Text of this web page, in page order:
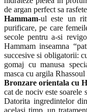
de argan perfect sa
Hammam-ul este un
purificare, pe care
secole pentru a-si
Hammam inseamna
succesive si obligatorii:
gomaj cu manusa
masca cu argila
Bronzare orientala cu
cat de nociv este soarele
Datorita ingredintelor
acelasi timp, un